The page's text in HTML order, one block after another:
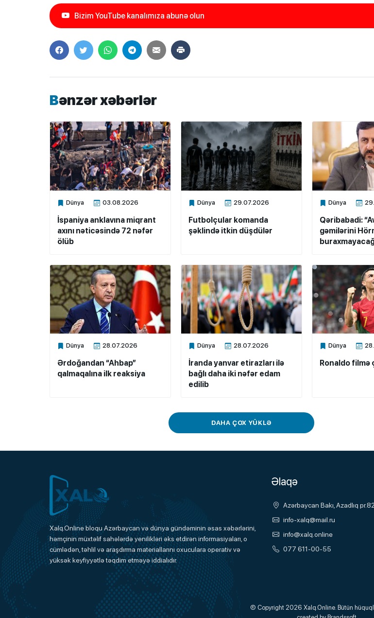
Bizim YouTube kanalımıza abunə olun
Bənzər xəbərlər
Dünya 03.08.2026
Xalq.Online
İspaniya anklavına miqrant
axını nəticəsində 72 nəfər
ölüb
Dünya 29.07.2026
Xalq.Online
Futbolçular komanda
şəklində itkin düşdülər
Dünya
Xalq.Online
Qəribabadi:
gəmilərini
Dünya 28.07.2026
Xalq.Online
Ərdoğandan “Ahbap”
qalmaqalına ilk reaksiya
Dünya 28.07.2026
Xalq.Online
İranda yanvar etirazları ilə
bağlı daha iki nəfər edam
edilib
Dünya
Xalq.Online
Ronaldo filmə
DAHA ÇOX YÜKLƏ
Xalq.Online
Onlayn Platforma
Xalq.Online bloqu Azərbaycan və dünya gündəminin əsas xəbərlərini,
həmçinin müxtəlif sahələrdə yenilikləri əks etdirən informasiyaları, o
cümlədən, təhlil və araşdırma materiallarını oxuculara operativ və
yüksək keyfiyyətlə təqdim etməyə iddialıdır.
Əlaqə
Azərbaycan Bakı, Azadlıq pr.82
info-xalq@mail.ru
info@xalq.online
077 611-00-55
© Copyright 2026 Xalq.Online. Bütün